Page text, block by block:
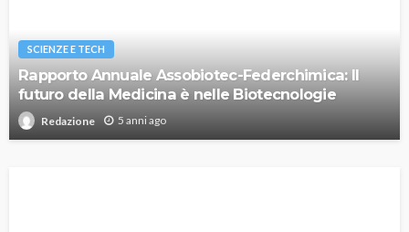
SCIENZE E TECH
Rapporto Annuale Assobiotec-Federchimica: Il
futuro della Medicina è nelle Biotecnologie
Redazione 5 anni ago